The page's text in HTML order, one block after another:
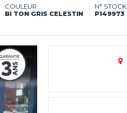
COULEUR
BI TON GRIS CELESTIN
N° STOCK
P149973